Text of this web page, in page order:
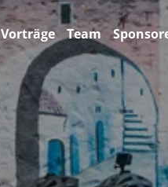
Vorträge Team